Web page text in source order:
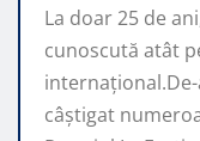
La doar 25 de
cunoscută atât
câştigat